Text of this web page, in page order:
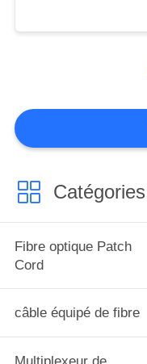
Fibre
Fibre optique Patch
Cord
câble équipé de fibre